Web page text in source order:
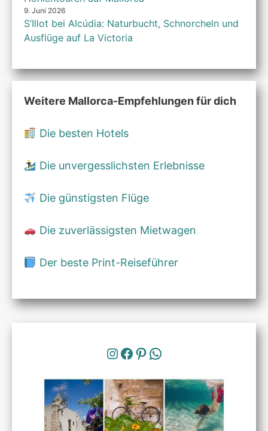
9. Juni 2026
S’Illot bei Alcúdia: Naturbucht, Schnorcheln und
Ausflüge auf La Victoria
Weitere Mallorca-Empfehlungen für dich
Die besten Hotels
Die unvergesslichsten Erlebnisse
Die günstigsten Flüge
Die zuverlässigsten Mietwagen
Der beste Print-Reiseführer
Instagram
Facebook
Pinterest
WhatsApp